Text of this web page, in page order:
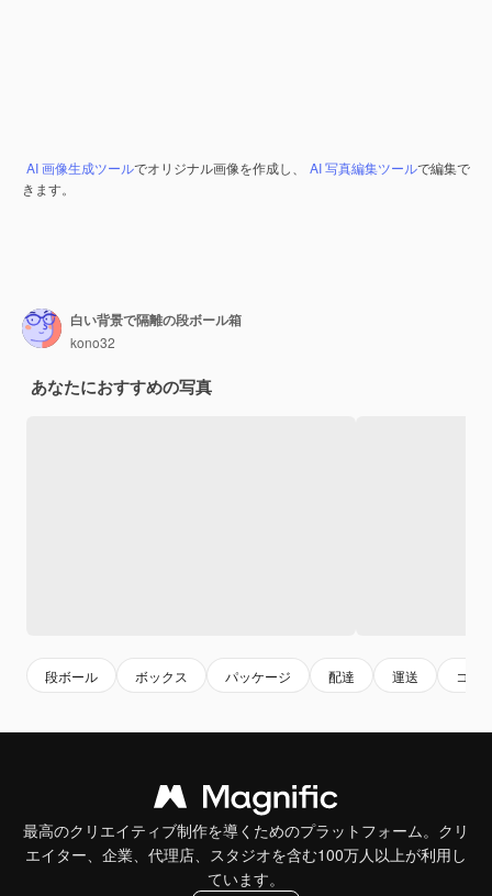
AI 画像生成ツールでオリジナル画像を作成し、 AI 写真編集ツールで編集で
きます。
白い背景で隔離の段ボール箱
kono32
あなたにおすすめの写真
段ボール ボックス パッケージ 配達 運送 コン
最高のクリエイティブ制作を導くためのプラットフォーム。クリ
エイター、企業、代理店、スタジオを含む100万人以上が利用し
ています。